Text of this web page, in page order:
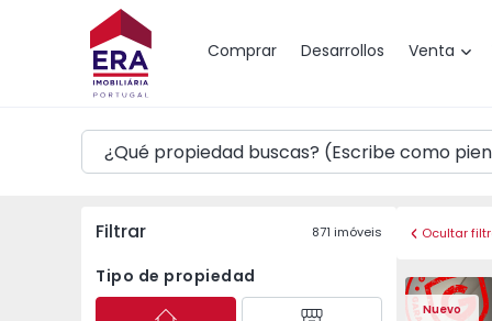
Comprar Desarrollos Venta
Mapa
Filtrar 871 imóveis
Tipo de propiedad
Ocultar
Nuevo
Apartamento T3